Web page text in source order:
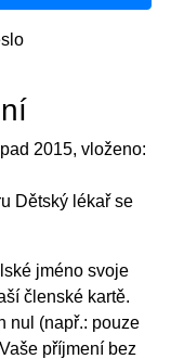
2015, vloženo:
Dětský lékař se
jméno svoje
členské kartě.
nul (např.: pouze
příjmení bez